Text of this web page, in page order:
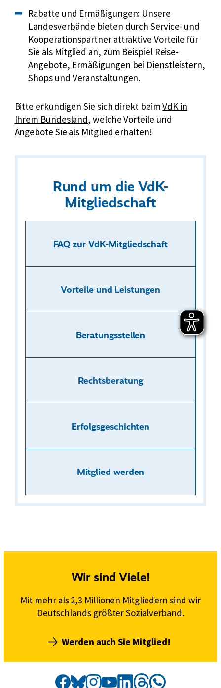
Rabatte und Ermäßigungen: Unsere
Landesverbände bieten durch Service- und
Kooperationspartner attraktive Vorteile für
Sie als Mitglied an, zum Beispiel Reise-
Angebote, Ermäßigungen bei Dienstleistern,
Shops und Veranstaltungen.
Bitte erkundigen Sie sich direkt beimE
x
r
e
i
k
VdK in
Ihrem Bundesland, welche Vorteile und
Angebote Sie als Mitglied erhalten!
Rund um die VdK-
Mitgliedschaft
FAQ zur VdK-Mitgliedschaft
Vorteile und Leistungen
Beratungsstellen
Rechtsberatung
Erfolgsgeschichten
Mitglied werden
Wir sind Viele!
Mit mehr als 2,3 Millionen Mitgliedern sind wir
Deutschlands größter Sozialverband.
Werden auch Sie Mitglied!
Social
Externer
VdKExterner
VdKExterner
VdKExterner
VdKExterner
VdKExterner
VdKExterner
VdK